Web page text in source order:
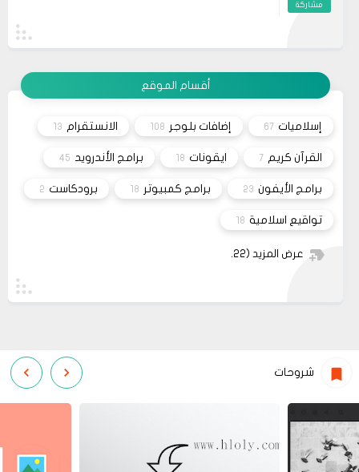
مشاركة
مشاركة
ليس هناك أي موقع لشراء القالب مثل خمسات أو
كفيل..، كما أنه ليس هناك مكان للتواصل عبر الفيسبوك
أقسام الموقع
إسلاميات 67 إضافات بلوجر 108 الانستقرام 13
القرآن كريم 7 ايقونات 18 برامج الأندرويد 45
برامج الأيفون 23 برامج كمبيوتر 18 برودكاست 2
تواقيع اسلامية 18
عرض المزيد (22)
شروحات